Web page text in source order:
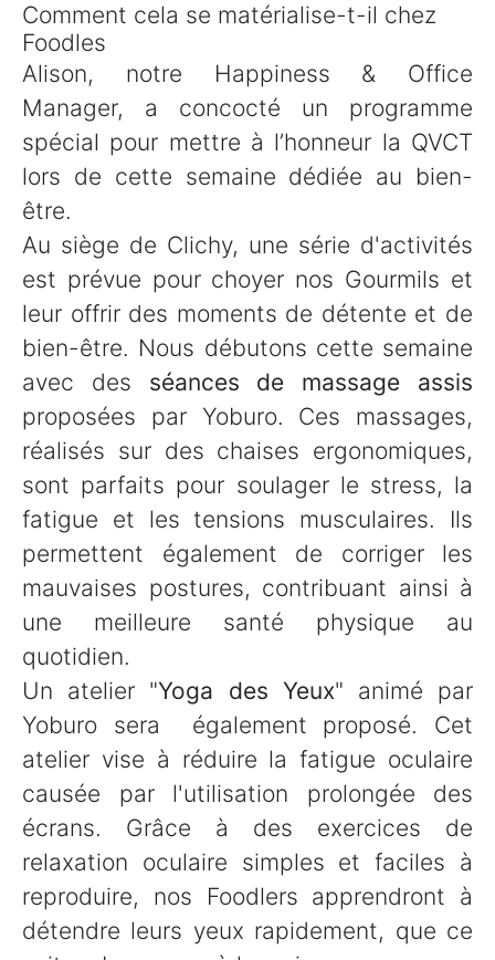
Comment cela se matérialise-t-il chez
Foodles
Alison, notre Happiness & Office
Manager, a concocté un programme
spécial pour mettre à l’honneur la QVCT
lors de cette semaine dédiée au bien-
être.
Au siège de Clichy, une série d'activités
est prévue pour choyer nos Gourmils et
leur offrir des moments de détente et de
bien-être. Nous débutons cette semaine
avec des séances de massage assis
proposées par Yoburo. Ces massages,
réalisés sur des chaises ergonomiques,
sont parfaits pour soulager le stress, la
fatigue et les tensions musculaires. Ils
permettent également de corriger les
mauvaises postures, contribuant ainsi à
une meilleure santé physique au
quotidien.
Un atelier "Yoga des Yeux" animé par
Yoburo sera également proposé. Cet
atelier vise à réduire la fatigue oculaire
causée par l'utilisation prolongée des
écrans. Grâce à des exercices de
relaxation oculaire simples et faciles à
reproduire, nos Foodlers apprendront à
détendre leurs yeux rapidement, que ce